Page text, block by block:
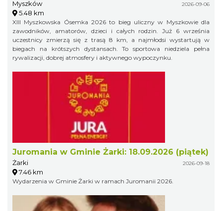
Myszków 2026-09-06
5.48 km
XIII Myszkowska Ósemka 2026 to bieg uliczny w Myszkowie dla
zawodników, amatorów, dzieci i całych rodzin. Już 6 września
uczestnicy zmierzą się z trasą 8 km, a najmłodsi wystartują w
biegach na krótszych dystansach. To sportowa niedziela pełna
rywalizacji, dobrej atmosfery i aktywnego wypoczynku.
Juromania w Gminie Żarki: 18.09.2026 (piątek)
Żarki 2026-09-18
7.46 km
Wydarzenia w Gminie Żarki w ramach Juromanii 2026.